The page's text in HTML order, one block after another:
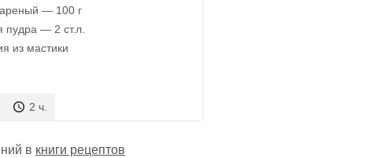
— 100 г
пудра — 2 ст.л.
из мастики
2 ч.
в книги рецептов